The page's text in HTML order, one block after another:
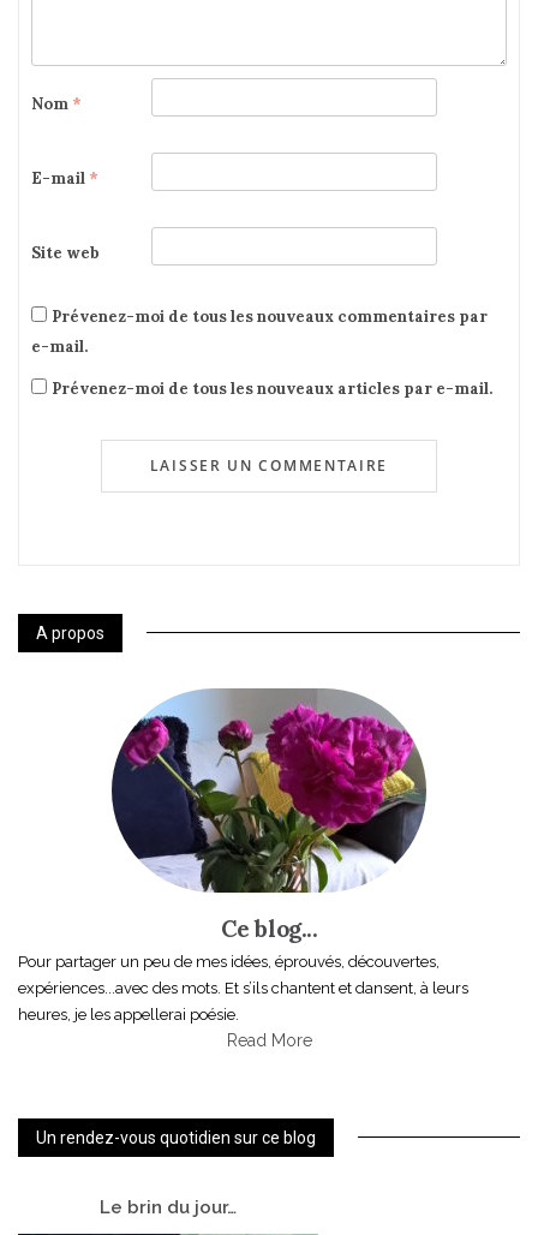
Nom *
E-mail *
Site web
Prévenez-moi de tous les nouveaux commentaires par
e-mail.
Prévenez-moi de tous les nouveaux articles par e-mail.
A propos
Ce blog...
Pour partager un peu de mes idées, éprouvés, découvertes,
expériences...avec des mots. Et s’ils chantent et dansent, à leurs
heures, je les appellerai poésie.
Read More
Un rendez-vous quotidien sur ce blog
Le brin du jour…